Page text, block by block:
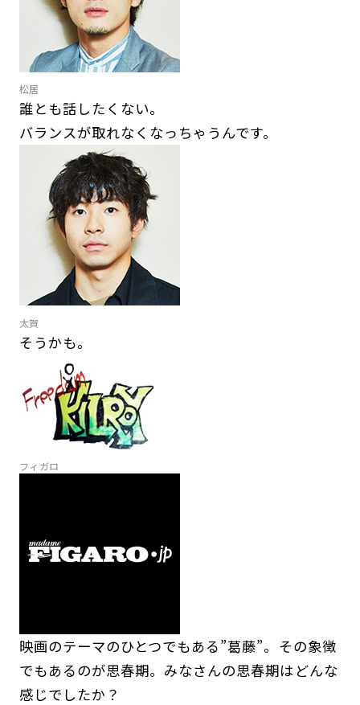
松居
誰とも話したくない。
バランスが取れなくなっちゃうんです。
太賀
そうかも。
フィガロ
映画のテーマのひとつでもある”葛藤”。その象徴
でもあるのが思春期。みなさんの思春期はどんな
感じでしたか？